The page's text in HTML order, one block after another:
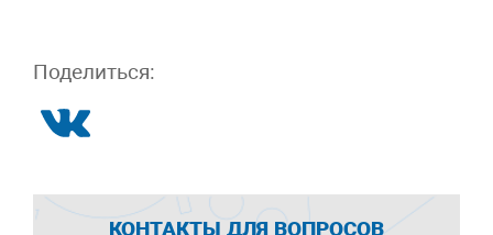
Поделиться:
КОНТАКТЫ ДЛЯ ВОПРОСОВ